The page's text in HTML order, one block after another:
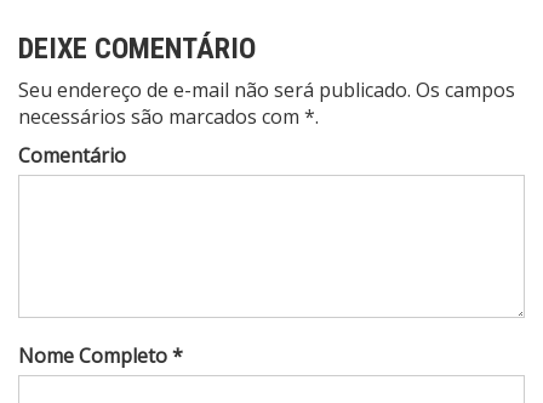
DEIXE COMENTÁRIO
Seu endereço de e-mail não será publicado. Os campos
necessários são marcados com *.
Comentário
Nome Completo *